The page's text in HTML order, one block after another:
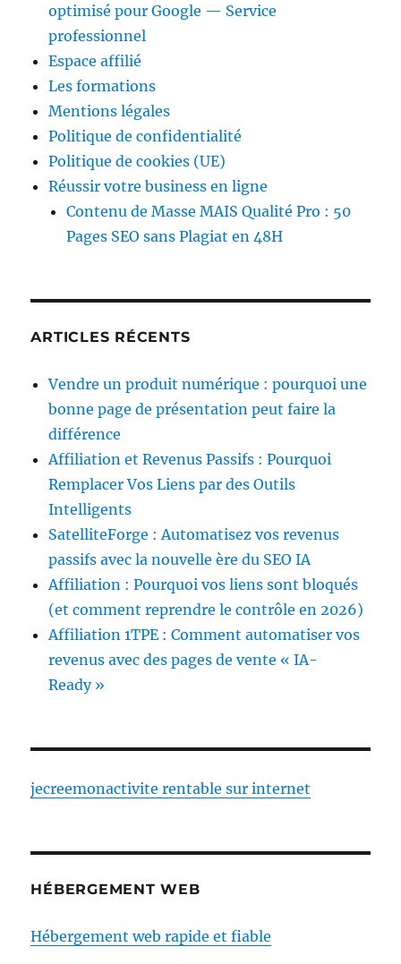
optimisé pour Google — Service
professionnel
Espace affilié
Les formations
Mentions légales
Politique de confidentialité
Politique de cookies (UE)
Réussir votre business en ligne
Contenu de Masse MAIS Qualité Pro : 50
Pages SEO sans Plagiat en 48H
ARTICLES RÉCENTS
Vendre un produit numérique : pourquoi une
bonne page de présentation peut faire la
différence
Affiliation et Revenus Passifs : Pourquoi
Remplacer Vos Liens par des Outils
Intelligents
SatelliteForge : Automatisez vos revenus
passifs avec la nouvelle ère du SEO IA
Affiliation : Pourquoi vos liens sont bloqués
(et comment reprendre le contrôle en 2026)
Affiliation 1TPE : Comment automatiser vos
revenus avec des pages de vente « IA-
Ready »
jecreemonactivite rentable sur internet
HÉBERGEMENT WEB
Hébergement web rapide et fiable